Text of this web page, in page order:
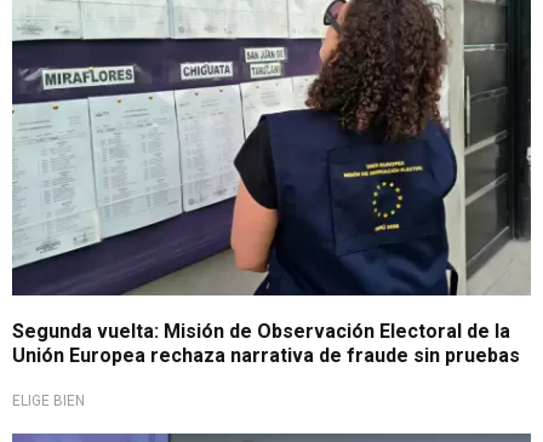
Segunda vuelta: Misión de Observación Electoral de la
Unión Europea rechaza narrativa de fraude sin pruebas
ELIGE BIEN